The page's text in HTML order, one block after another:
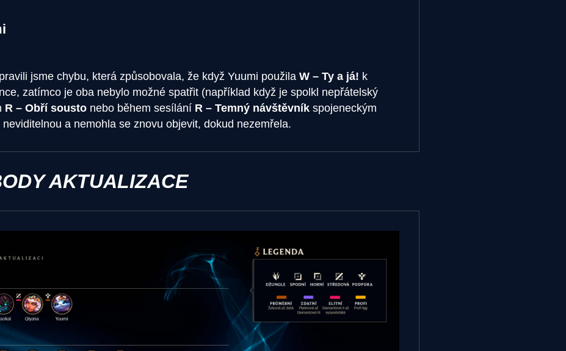
jsme chybu, která způsobovala, že když Yuumi použila W – Ty a já! k
zatímco je oba nebylo možné spatřit (například když je spolkl nepřátelský
R – Obří sousto nebo během sesílání R – Temný návštěvník spojeneckým
a nemohla se znovu objevit, dokud nezemřela.
AKTUALIZACE